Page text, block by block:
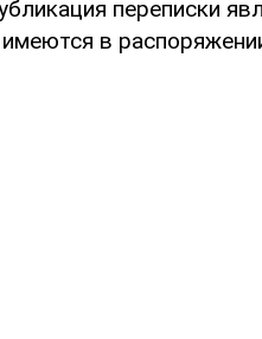
переписки
в